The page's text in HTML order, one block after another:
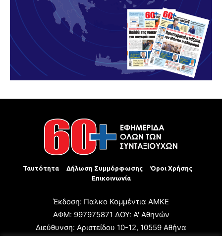
Ταυτότητα Δήλωση Συμμόρφωσης
Όροι Χρήσης
Επικοινωνία
Έκδοση: Παλκο Κομμέντια ΑΜΚΕ
ΑΦΜ: 997975871 ΔΟΥ: Α' Αθηνών
Διεύθυνση: Αριστείδου 10-12, 10559 Αθήνα